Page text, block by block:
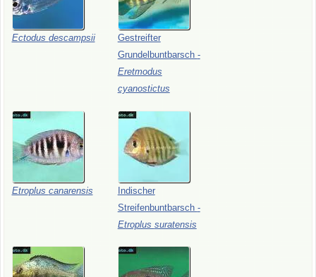
Ectodus descampsii
Gestreifter
Grundelbuntbarsch -
Eretmodus
cyanostictus
Etroplus canarensis
Indischer
Streifenbuntbarsch -
Etroplus suratensis